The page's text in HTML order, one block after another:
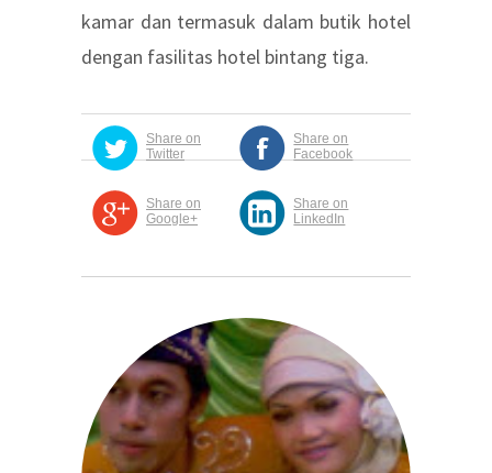
kamar dan termasuk dalam butik hotel
dengan fasilitas hotel bintang tiga.
Share on
Facebook
Share on
Twitter
Share on
Google+
Share on
LinkedIn